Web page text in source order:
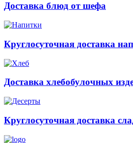
Доставка блюд от шефа
Круглосуточная доставка
Доставка хлебобулочных
Круглосуточная доставка